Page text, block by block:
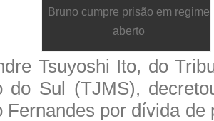
Bruno cumpre prisão em regime
aberto
Tsuyoshi Ito, do
do Sul (TJMS),
Fernandes por dívida de